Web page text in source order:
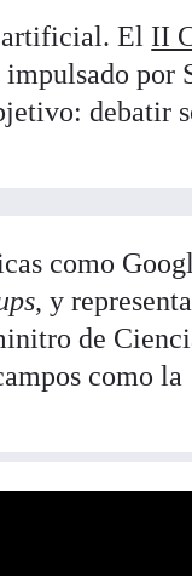
artificial. El II
impulsado por
debatir
como
, y
de
como la